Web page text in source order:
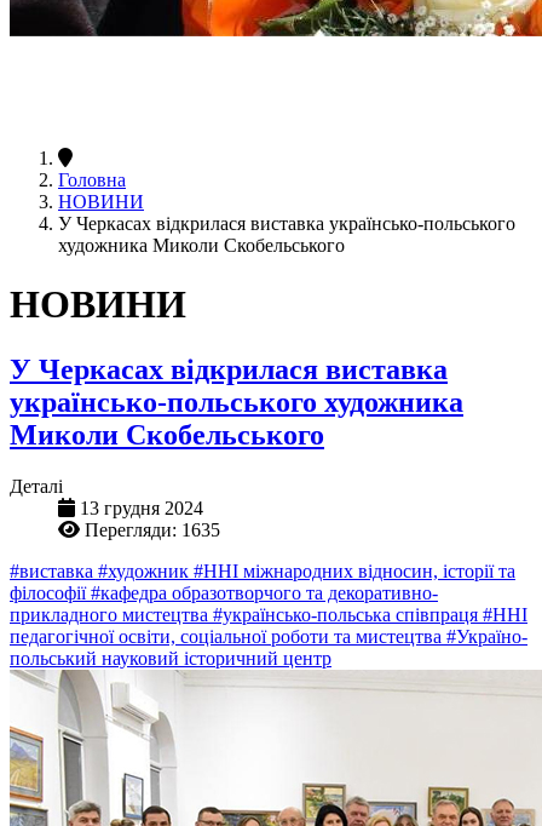
Головна
НОВИНИ
У Черкасах відкрилася виставка українсько-польського
художника Миколи Скобельського
НОВИНИ
У Черкасах відкрилася виставка
українсько-польського художника
Миколи Скобельського
Деталі
13 грудня 2024
Перегляди: 1635
#виставка #художник #ННІ міжнародних відносин, історії та
філософії#кафедра образотворчого та декоративно-
прикладного мистецтва #українсько-польська співпраця #ННІ
педагогічної освіти, соціальної роботи та мистецтва #Україно-
польський науковий історичний центр